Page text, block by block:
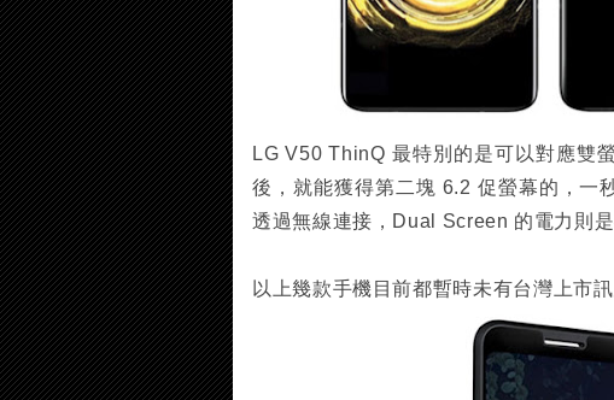
LG V50 ThinQ 最特別的是可以對應雙
後，就能獲得第二塊 6.2 促螢幕的，一
透過無線連接，Dual Screen 的電力則是
以上幾款手機目前都暫時未有台灣上市訊